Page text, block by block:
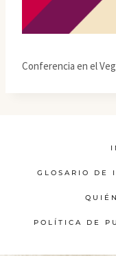
Conferencia en el
GLOSARIO DE
POLÍTICA DE